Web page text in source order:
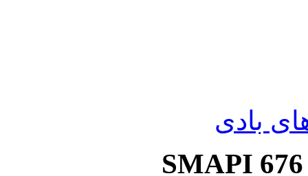
بادی